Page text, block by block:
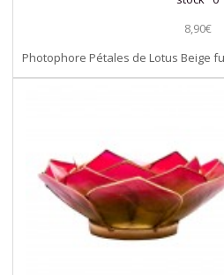
8,90€
Photophore Pétales de Lotus Beige